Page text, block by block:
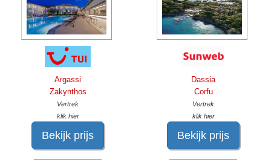
Argassi
Zakynthos
Vertrek
klik hier
Bekijk prijs
Dassia
Corfu
Vertrek
klik hier
Bekijk prijs